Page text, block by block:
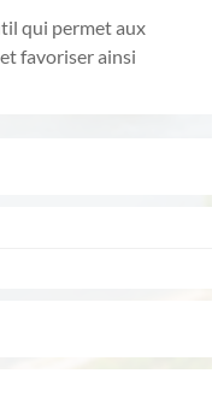
qui permet aux
favoriser ainsi